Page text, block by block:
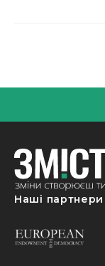
Наші партнери